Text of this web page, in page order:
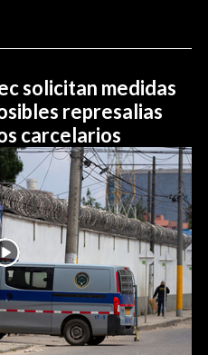
solicitan medidas
represalias
carcelarios